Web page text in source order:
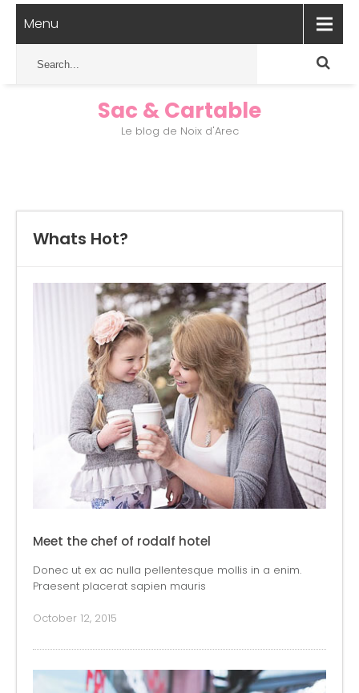
Menu
Sac & Cartable
Le blog de Noix d'Arec
Whats Hot?
Meet the chef of rodalf hotel
Donec ut ex ac nulla pellentesque mollis in a enim.
Praesent placerat sapien mauris
October 12, 2015